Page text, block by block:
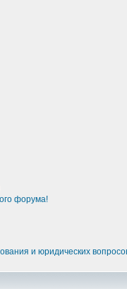
форума!
и юридических